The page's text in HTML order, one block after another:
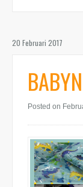
20 Februari 2017
Posted on